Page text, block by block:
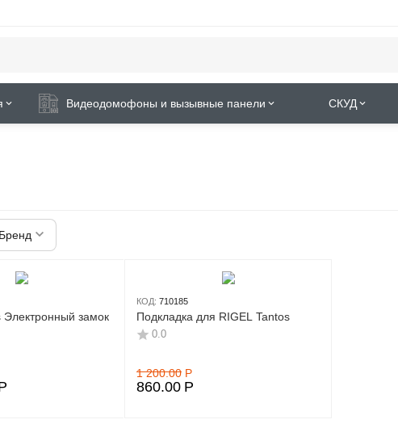
Видеодомофоны и вызывные панели СКУД
Бренд
Электронный замок
КОД: 710185
Подкладка для RIGEL Tantos
0.0
1 200.00 Р
860.00 Р